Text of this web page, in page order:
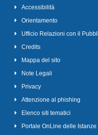
Accessibilità
Orientamento
Ufficio Relazioni con il
Credits
Mappa del sito
Note Legali
Privacy
Attenzione al phishing
Elenco siti tematici
Portale OnLine delle Istanze